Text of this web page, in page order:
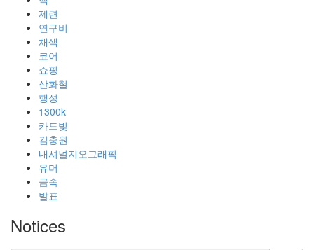
제련
연구비
채색
코어
쇼핑
산화철
행성
1300k
카드빚
김충원
내셔널지오그래픽
유머
금속
발표
Notices